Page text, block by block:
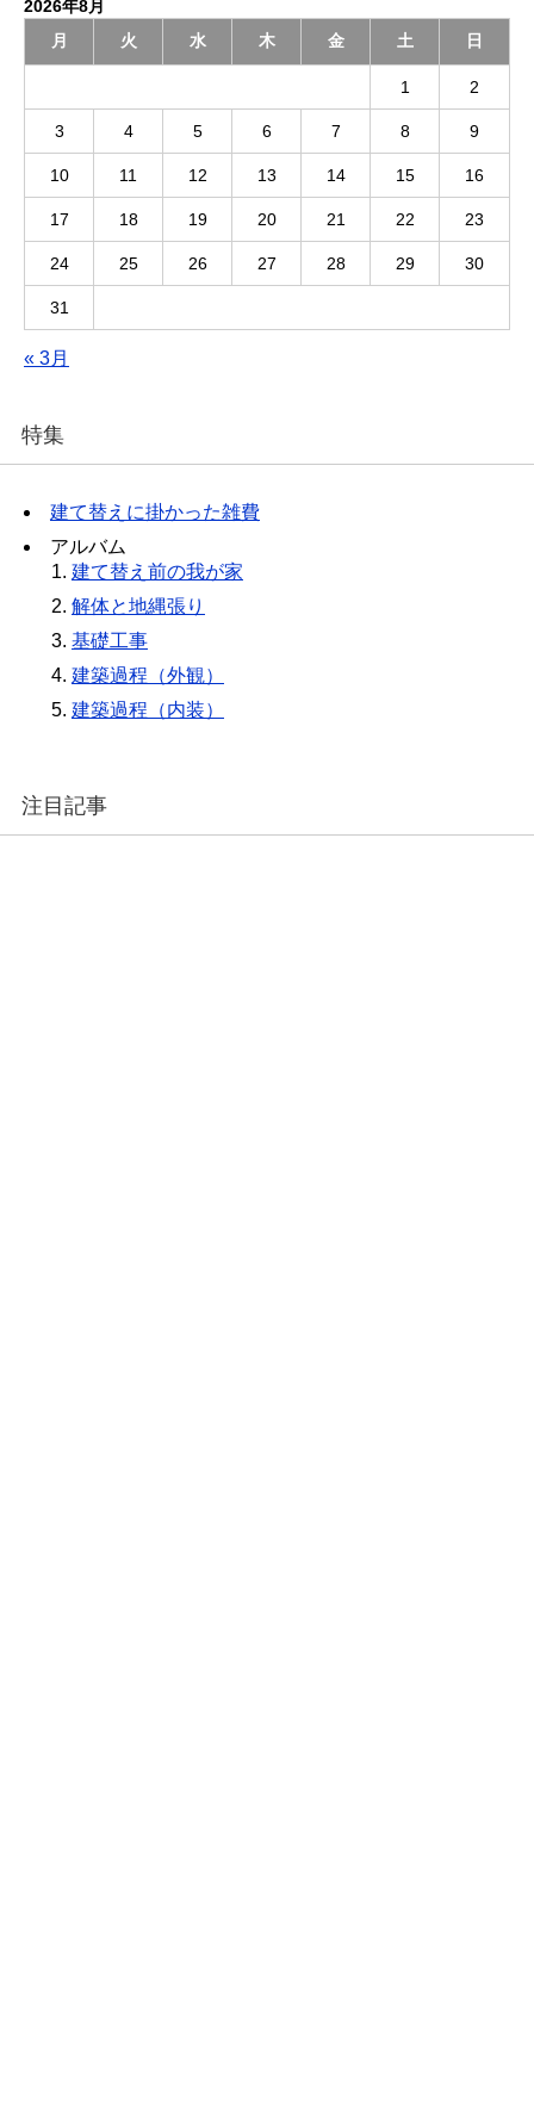
2026年8月
月
火 水 木 金 土 日
1 2
3 4 5 6 7 8 9
10 11 12 13 14 15 16
17 18 19 20 21 22 23
24 25 26 27 28 29 30
31
« 3月
特集
建て替えに掛かった雑費
アルバム
建て替え前の我が家
解体と地縄張り
基礎工事
建築過程（外観）
建築過程（内装）
注目記事